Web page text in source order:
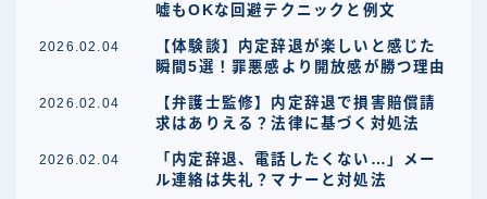
嘘もOKな回避テクニックと例文
【体験談】内定辞退が楽しいと感じた
瞬間5選！罪悪感より開放感が勝つ理由
2026.02.04
【弁護士監修】内定辞退で損害賠償請
求はありえる？法律に基づく対処法
2026.02.04
「内定辞退、電話したくない…」メー
ル連絡は失礼？マナーと対処法
2026.02.04